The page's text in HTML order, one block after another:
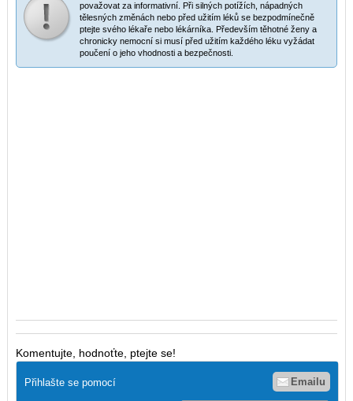
považovat za informativní. Při silných potížích, nápadných
tělesných změnách nebo před užitím léků se bezpodmínečně
ptejte svého lékaře nebo lékárníka. Především těhotné ženy a
chronicky nemocní si musí před užitím každého léku vyžádat
poučení o jeho vhodnosti a bezpečnosti.
Komentujte, hodnoťte, ptejte se!
Přihlašte se pomocí Emailu